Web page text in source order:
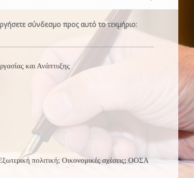
σύνδεσμο προς αυτό το τεκμήριο:
και Ανάπτυξης
πολιτική; Οικονομικές σχέσεις; ΟΟΣΑ